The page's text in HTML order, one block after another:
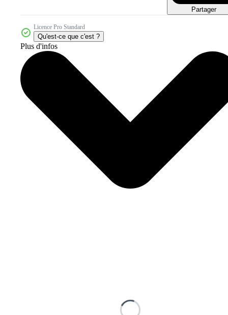
Partager
Licence Pro Standard
Qu'est-ce que c'est ?
Plus d'infos